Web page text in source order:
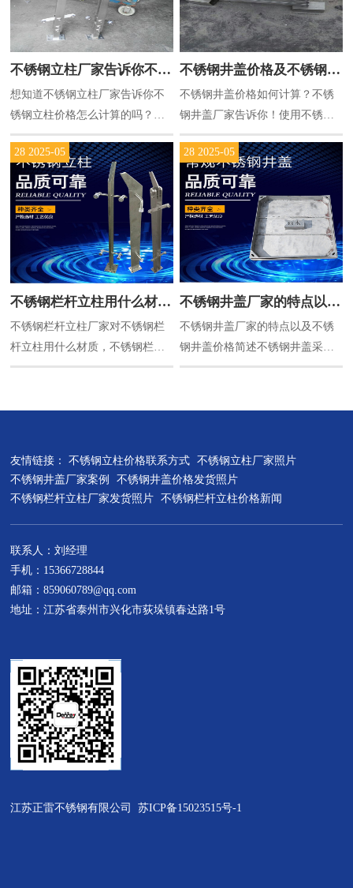
不锈钢立柱厂家告诉你不锈
钢立柱价格怎么计算的
想知道不锈钢立柱厂家告诉你不
锈钢立柱价格怎么计算的吗？下
面江苏正雷为您解答想要知道不
锈钢立柱价格，就先要知道不锈
钢立柱是使用什么材料加工而
成，我们常见的不锈钢立柱样式
有，单片钢板加工，圆管加工，
方管加工，扁管加工等。单片钢
板不锈钢立柱价格可以先算出单
片不锈钢立柱需要使用多少钢
板，计算出钢板的重量，再用重
量乘以原材料价格，即可。不锈
钢实心立柱钢板计算重量公式：
不锈钢井盖价格及不锈钢井
盖厂家的重量表
不锈钢井盖价格如何计算？不锈
钢井盖厂家告诉你！使用不锈钢
井盖重量表轻松计算不锈钢井盖
多少钱规格高度厚度重量规格高
度厚度重量
28 2025-05
不锈钢栏杆立柱用什么材
质，不锈钢栏杆立柱验收标
不锈钢栏杆立柱厂家对不锈钢栏
杆立柱用什么材质，不锈钢栏杆
立柱验收标准，不锈钢栏杆立柱
助。咨询不锈钢栏杆立柱价格请
201,304,316这三种材质，其中201
子采用这种材质来替代304不锈钢
栏杆立柱，谋取暴利。201不锈钢
栏杆立柱...
28 2025-05
不锈钢井盖厂家的特点以及
不锈钢井盖价格简述
不锈钢井盖厂家的特点以及不锈
钢井盖价格简述不锈钢井盖采用
高强度不锈钢板材为基材，底部
套氩氟焊焊接工艺而成的井盖产
期稳定可靠，使用寿命长，经过
架，...
友情链接： 不锈钢立柱价格联系方式 不锈钢立柱厂家照片
不锈钢井盖厂家案例
不锈钢井盖价格发货照片
不锈钢栏杆立柱厂家发货照片 不锈钢栏杆立柱价格新闻
联系人：刘经理
手机：15366728844
邮箱：859060789@qq.com
地址：江苏省泰州市兴化市荻垛镇春达路1号
江苏正雷不锈钢有限公司苏ICP备15023515号-1